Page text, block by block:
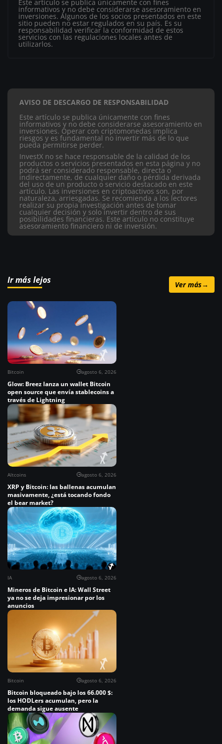
Este artículo se publica únicamente con fines
informativos y no debe considerarse asesoramiento en
inversiones. Algunos de los socios presentados en este
sitio pueden no estar regulados en su país. Es su
responsabilidad verificar la conformidad de estos
servicios con las regulaciones locales antes de
utilizarlos.
AVISO DE DESCARGO DE RESPONSABILIDAD
Este artículo se publica únicamente con fines
informativos y no debe considerarse asesoramiento en
inversiones. Operar con criptomonedas implica
riesgos y es fundamental no invertir más de lo que
pueda permitirse perder.
InvestX no se hace responsable de la calidad de los
productos o servicios presentados en esta página y no
podrá ser considerado responsable, directa o
indirectamente, de cualquier daño o pérdida derivada
del uso de un producto o servicio destacado en este
artículo. Las inversiones en criptoactivos son, por
naturaleza, arriesgadas. Se recomienda a los lectores
realizar su propia investigación antes de tomar
cualquier decisión y solo invertir dentro de sus
posibilidades financieras. Este artículo no constituye
asesoramiento financiero ni de inversión.
Ir más lejos Ver más→
Bitcoin agosto 6, 2026
Glow: Breez lanza un wallet Bitcoin
open source que envía stablecoins a
través de Lightning
Altcoins agosto 6, 2026
XRP y Bitcoin: las ballenas acumulan
masivamente, ¿está tocando fondo
el bear market?
IA agosto 6, 2026
Mineros de Bitcoin e IA: Wall Street
ya no se deja impresionar por los
anuncios
Bitcoin agosto 6, 2026
Bitcoin bloqueado bajo los 66.000 $:
los HODLers acumulan, pero la
demanda sigue ausente